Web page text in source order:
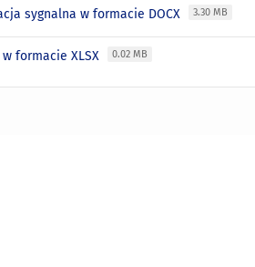
sygnalna w formacie DOCX 3.30 MB
formacie XLSX 0.02 MB